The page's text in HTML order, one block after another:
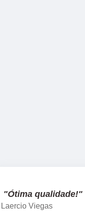
"Ótima qualidade!"
Laercio Viegas